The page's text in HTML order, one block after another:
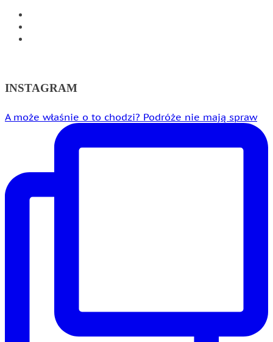
INSTAGRAM
A może właśnie o to chodzi? Podróże nie mają spraw